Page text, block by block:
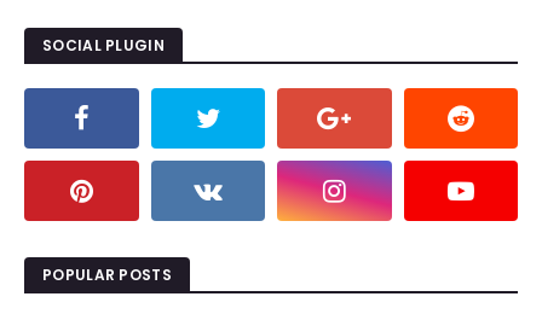
SOCIAL PLUGIN
POPULAR POSTS